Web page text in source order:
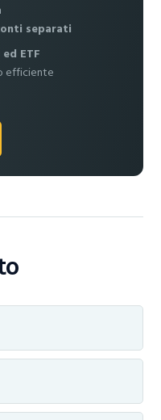
separati
ETF
efficiente